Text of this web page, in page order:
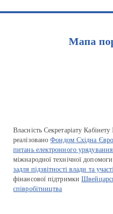
Мапа
Власність Секретаріату
реалізованоФондом Східна
питань електронного
міжнародної технічної допомоги
задля підзвітності влади та
фінансової підтримки
співробітництва